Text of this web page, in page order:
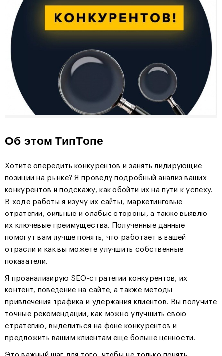
Об этом ТипТопе
Хотите опередить конкурентов и занять лидирующие
позиции на рынке? Я проведу подробный анализ ваших
конкурентов и подскажу, как обойти их на пути к успеху.
В ходе работы я изучу их сайты, маркетинговые
стратегии, сильные и слабые стороны, а также выявлю
их ключевые преимущества. Полученные данные
помогут вам лучше понять, что работает в вашей
отрасли и как вы можете улучшить собственные
показатели.
Я проанализирую SEO-стратегии конкурентов, их
контент, поведение на сайте, а также методы
привлечения трафика и удержания клиентов. Вы получите
точные рекомендации, как можно улучшить свою
стратегию, выделиться на фоне конкурентов и
предложить вашим клиентам ещё больше ценности.